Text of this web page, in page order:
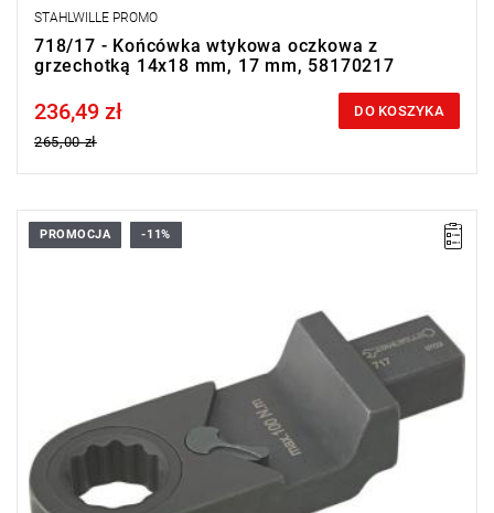
STAHLWILLE PROMO
718/17 - Końcówka wtykowa oczkowa z
grzechotką 14x18 mm, 17 mm, 58170217
Price tax included
236,49 zł
265,00 zł
DO KOSZYKA
PROMOCJA -11%